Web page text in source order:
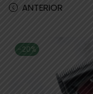
ANTERIOR
-20%